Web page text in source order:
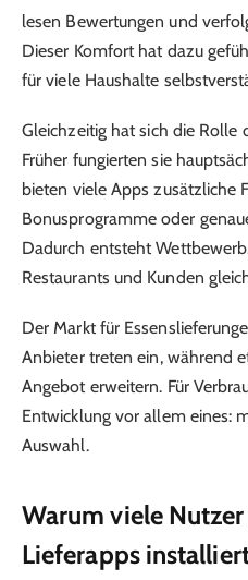
lesen Bewertungen und
Dieser Komfort hat dazu
für viele Haushalte
Gleichzeitig hat sich die
Früher fungierten sie
bieten viele Apps zusätzliche
Bonusprogramme oder
Dadurch entsteht
Restaurants und Kunden
Der Markt für
Anbieter treten ein, während
Angebot erweitern. Für
Entwicklung vor allem eines:
Auswahl.
Warum viele
Lieferapps